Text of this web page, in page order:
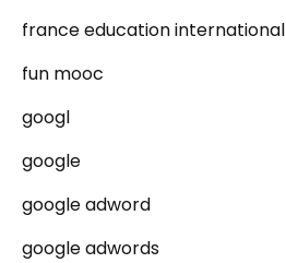
france education international
fun mooc
googl
google
google adword
google adwords